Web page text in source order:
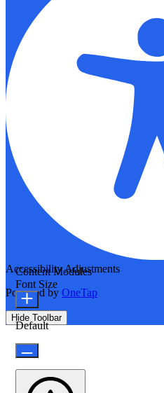
Accessibility Adjustments
Powered by OneTap
Hide Toolbar
Content Modules
Font Size
Default